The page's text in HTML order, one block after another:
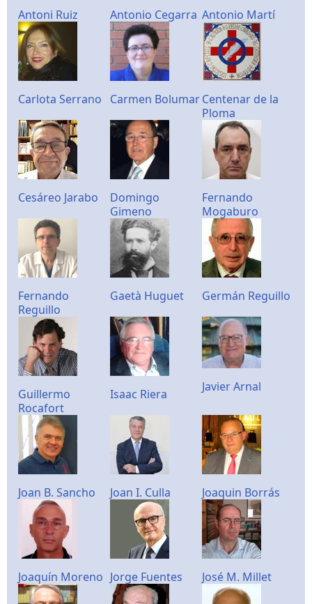
Antoni Ruiz Antonio Cegarra Antonio Martí
Carlota Serrano Carmen BolumarCentenar de la
Ploma
Cesáreo Jarabo
Domingo
Gimeno
Fernando
Mogaburo
Fernando
Reguillo
Gaetà Huguet Germán Reguillo
Guillermo
Rocafort
Isaac Riera Javier Arnal
Joan B. Sancho Joan I. Culla Joaquin Borrás
Joaquín Moreno Jorge Fuentes José M. Millet